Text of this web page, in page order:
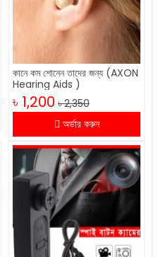
কানে কম শোনেন তাদের জন্য (AXON
Hearing Aids )
৳ 1,200 ৳ 2,350
অর্ডার করুন